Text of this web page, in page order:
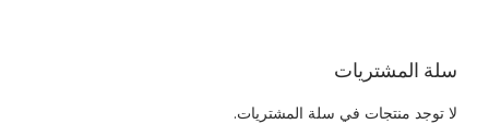
سلة المشتريات
لا توجد منتجات في سلة المشتريات.